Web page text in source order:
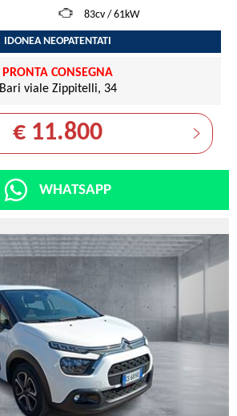
83cv / 61kW
IDONEA NEOPATENTATI
PRONTA CONSEGNA
Bari viale Zippitelli, 34
€ 11.800
WHATSAPP